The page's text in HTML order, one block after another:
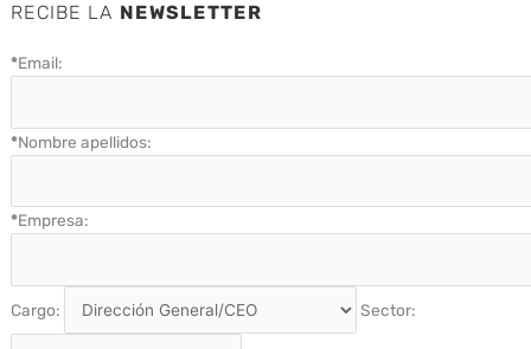
RECIBE LA NEWSLETTER
*Email:
*Nombre apellidos:
*Empresa:
Cargo: Sector: